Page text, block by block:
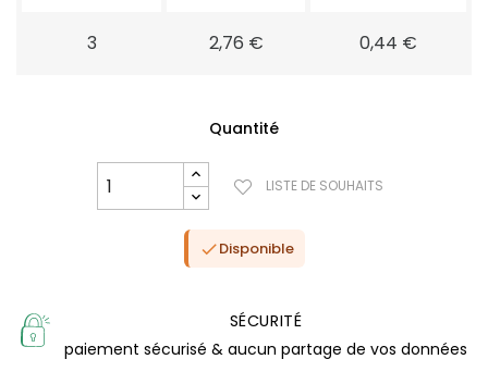
3 2,76 € 0,44 €
Quantité
LISTE DE SOUHAITS
Disponible
SÉCURITÉ
paiement sécurisé & aucun partage de vos données